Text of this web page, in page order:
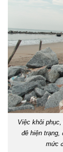
Việc khôi
đê hiện trạng,
mức